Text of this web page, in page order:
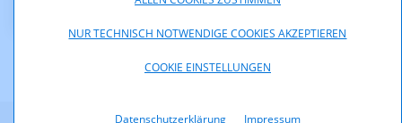
NUR TECHNISCH NOTWENDIGE COOKIES AKZEPTIEREN
COOKIE EINSTELLUNGEN
Datenschutzerklärung Impressum